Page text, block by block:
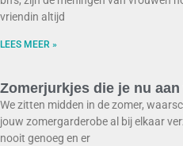
vriendin altijd
LEES MEER »
Zomerjurkjes die je nu
We zitten midden in de zomer,
jouw zomergarderobe al bij elkaar
nooit genoeg en er